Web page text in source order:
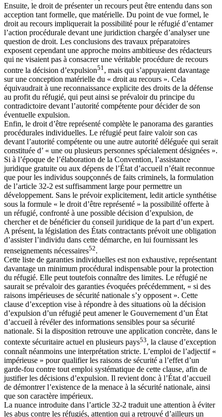
Ensuite, le droit de présenter un recours peut être entendu dans son
acception tant formelle, que matérielle. Du point de vue formel, le
droit au recours impliquerait la possibilité pour le réfugié d’entamer
l’action procédurale devant une juridiction chargée d’analyser une
question de droit. Les conclusions des travaux préparatoires
exposent cependant une approche moins ambitieuse des rédacteurs
qui ne visaient pas à consacrer une véritable procédure de recours
contre la décision d’expulsion51 , mais qui s’appuyaient davantage
sur une conception matérielle du « droit au recours ». Cela
équivaudrait à une reconnaissance explicite des droits de la défense
au profit du réfugié, qui peut ainsi se prévaloir du principe du
contradictoire devant l’autorité compétente pour décider de son
éventuelle expulsion.
Enfin, le droit d’être représenté complète le panorama des garanties
procédurales individuelles. Le réfugié peut faire valoir son cas
devant l’autorité compétente ou une autre autorité déléguée qui serait
constituée d’ « une ou plusieurs personnes spécialement désignées ».
Si à l’époque de l’élaboration de la Convention, l’assistance
juridique gratuite ou aux dépens de l’État d’accueil n’était reconnue
que pour les individus soupçonnés de faits criminels, la formulation
de l’article 32-2 est suffisamment large pour permettre un
développement. Sans le prévoir explicitement, ledit article synthétise
sous la formule « le droit d’être représenté » la possibilité offerte à
un réfugié, confronté à une possible décision d’expulsion, de
chercher et de bénéficier du conseil juridique de la part d’un expert.
A présent, la législation des États contractants prévoit une obligation
d’assister l’individu dans cette démarche, en lui fournissant les
renseignements nécessaires52.
Cette liste de garanties individuelles est non exhaustive, représentant
davantage un minimum procédural indispensable pour la protection
du réfugié. Elle peut toutefois connaître des limites. Le réfugié ne
saurait se prévaloir des garanties évoquées précédemment, « si des
raisons impérieuses de sécurité nationale s’y opposent ». Cette
clause d’exception vise à répondre à des situations où la décision
d’expulsion d’un réfugié peut amener le Gouvernement d’un État
d’accueil à révéler des informations sensibles pour sa sécurité
nationale. Si la disposition retrouve une application concrète, dans le
contexte sécuritaire actuel en plusieurs pays53, la clause d’exception
connaît néanmoins une interprétation stricte. L’emploi de l’adjectif «
impérieuse » pour qualifier les raisons de sécurité a l’effet d’un
garde-fou contre tout emploi systématique de cette clause, afin de
justifier les décisions d’expulsion. Il revient donc à l’État d’accueil
de démontrer l’existence de la menace à la sécurité nationale, ainsi
que son caractère impérieux.
La nuance introduite dans l’article 32-2 traduit une attention à éviter
les abus contre les réfugiés, attention qui a retrouvé d’ailleurs un